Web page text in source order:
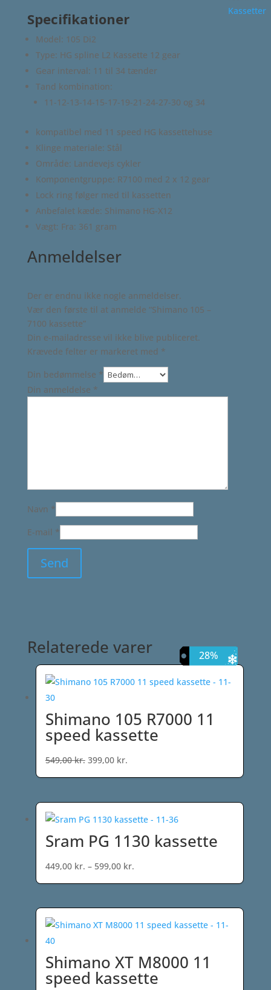
Specifikationer
Model: 105 Di2
Type: HG spline L2 Kassette 12 gear
Gear interval: 11 til 34 tænder
Tand kombination:
11-12-13-14-15-17-19-21-24-27-30 og 34
kompatibel med 11 speed HG kassettehuse
Klinge materiale: Stål
Område: Landevejs cykler
Komponentgruppe: R7100 med 2 x 12 gear
Lock ring følger med til kassetten
Anbefalet kæde: Shimano HG-X12
Vægt: Fra: 361 gram
Anmeldelser
Der er endnu ikke nogle anmeldelser.
Vær den første til at anmelde “Shimano 105 –
7100 kassette”
Din e-mailadresse vil ikke blive publiceret.
Krævede felter er markeret med *
Din bedømmelse *
Din anmeldelse *
Navn *
E-mail *
Kassetter
Relaterede varer 27%
Shimano 105 R7000 11
speed kassette
549,00kr. Den
oprindelige
var:
549,00 kr..
399,00 kr.Den
aktuelle
er:
399,00 kr..
25%
Sram PG 1130 kassette
449,00 kr. – 599,00 kr.
449,00 kr.
20%
Shimano XT M8000 11
speed kassette
28%